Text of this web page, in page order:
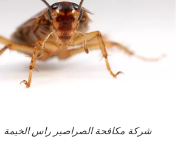
شركة مكافحة الصراصير راس الخيمة